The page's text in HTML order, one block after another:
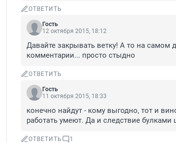
ОТВЕТИТЬ
Гость
12 октября 2015, 18:12
Давайте закрывать ветку! А то на самом
комментарии... просто стыдно
ОТВЕТИТЬ
Гость
11 октября 2015, 18:33
конечно найдут - кому выгодно, тот и
работать умеют. Да и следствие булками
ОТВЕТИТЬ 1